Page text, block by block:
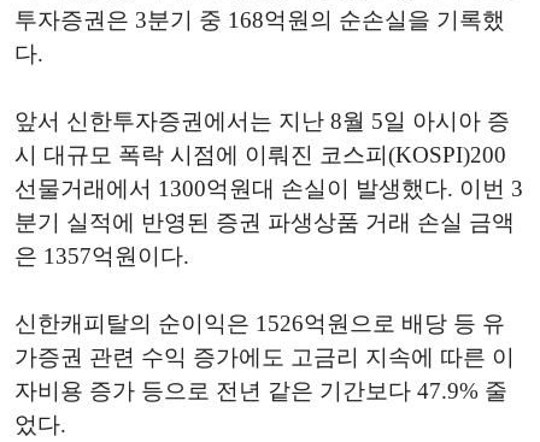
투자증권은 3분기 중 168억원의 순손실을 기록했
다.
앞서 신한투자증권에서는 지난 8월 5일 아시아 증
시 대규모 폭락 시점에 이뤄진 코스피(KOSPI)200
선물거래에서 1300억원대 손실이 발생했다. 이번 3
분기 실적에 반영된 증권 파생상품 거래 손실 금액
은 1357억원이다.
신한캐피탈의 순이익은 1526억원으로 배당 등 유
가증권 관련 수익 증가에도 고금리 지속에 따른 이
자비용 증가 등으로 전년 같은 기간보다 47.9% 줄
었다.